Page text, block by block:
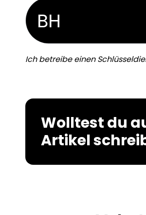
BH
Ich betreibe einen
Wolltest du
Artikel